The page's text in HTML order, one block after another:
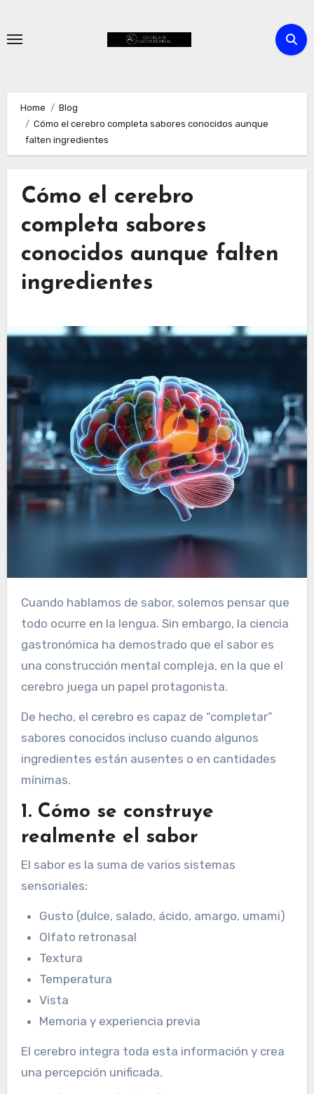
content
Home
Blog
Cómo el cerebro completa sabores conocidos aunque
falten ingredientes
Cómo el cerebro
completa sabores
conocidos aunque falten
ingredientes
Cuando hablamos de sabor, solemos pensar que
todo ocurre en la lengua. Sin embargo, la ciencia
gastronómica ha demostrado que el sabor es
una construcción mental compleja, en la que el
cerebro juega un papel protagonista.
De hecho, el cerebro es capaz de “completar”
sabores conocidos incluso cuando algunos
ingredientes están ausentes o en cantidades
mínimas.
1. Cómo se construye
realmente el sabor
El sabor es la suma de varios sistemas
sensoriales:
Gusto (dulce, salado, ácido, amargo, umami)
Olfato retronasal
Textura
Temperatura
Vista
Memoria y experiencia previa
El cerebro integra toda esta información y crea
una percepción unificada.